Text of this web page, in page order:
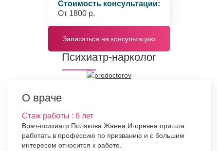
Стоимость консультации:
От 1800 р.
Записаться на консультацию
Психиатр-нарколог
О враче
Стаж работы : 6 лет
Врач-психиатр Полякова Жанна Игоревна пришла
работать в профессию по призванию и с большим
интересом относится к работе.